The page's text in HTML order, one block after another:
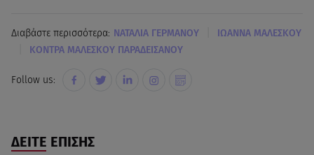
Διαβάστε περισσότερα: ΝΑΤΑΛΙΑ ΓΕΡΜΑΝΟΥ ΙΩΑΝΝΑ ΜΑΛΕΣΚΟΥ
ΚΟΝΤΡΑ ΜΑΛΕΣΚΟΥ ΠΑΡΑΔΕΙΣΑΝΟΥ
Follow us:
ΔΕΙΤΕ ΕΠΙΣΗΣ